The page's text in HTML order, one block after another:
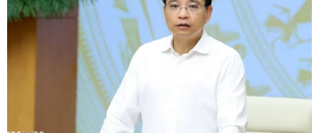
lâu ngày trở nay được trở về xum họp.
Khác với mọi năm, Tết năm nay được tổ chức tại
nhà anh Lê Anh Tuấn và chịNgô Thị Nguyệt,
một trong những gia đình sang Pháp sớm nhất
theo chương trìnhhợp tác lao động.